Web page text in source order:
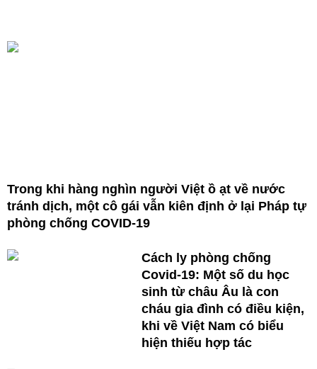
Trong khi hàng nghìn người Việt ồ ạt về nước
tránh dịch, một cô gái vẫn kiên định ở lại Pháp tự
phòng chống COVID-19
Cách ly phòng chống
Covid-19: Một số du học
sinh từ châu Âu là con
cháu gia đình có điều kiện,
khi về Việt Nam có biểu
hiện thiếu hợp tác